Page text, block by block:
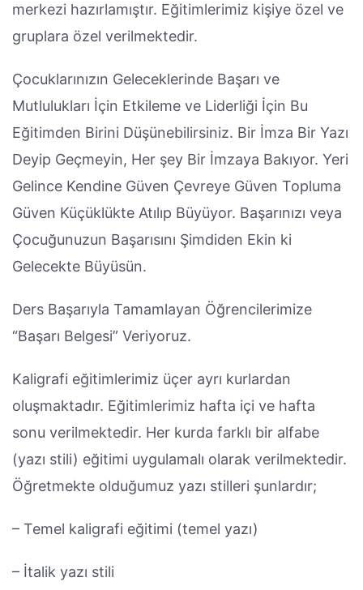
merkezi hazırlamıştır. Eğitimlerimiz kişiye özel ve
gruplara özel verilmektedir.
Çocuklarınızın Geleceklerinde Başarı ve
Mutlulukları İçin Etkileme ve Liderliği İçin Bu
Eğitimden Birini Düşünebilirsiniz. Bir İmza Bir Yazı
Deyip Geçmeyin, Her şey Bir İmzaya Bakıyor. Yeri
Gelince Kendine Güven Çevreye Güven Topluma
Güven Küçüklükte Atılıp Büyüyor. Başarınızı veya
Çocuğunuzun Başarısını Şimdiden Ekin ki
Gelecekte Büyüsün.
Ders Başarıyla Tamamlayan Öğrencilerimize
“Başarı Belgesi” Veriyoruz.
Kaligrafi eğitimlerimiz üçer ayrı kurlardan
oluşmaktadır. Eğitimlerimiz hafta içi ve hafta
sonu verilmektedir. Her kurda farklı bir alfabe
(yazı stili) eğitimi uygulamalı olarak verilmektedir.
Öğretmekte olduğumuz yazı stilleri şunlardır;
– Temel kaligrafi eğitimi (temel yazı)
– İtalik yazı stili